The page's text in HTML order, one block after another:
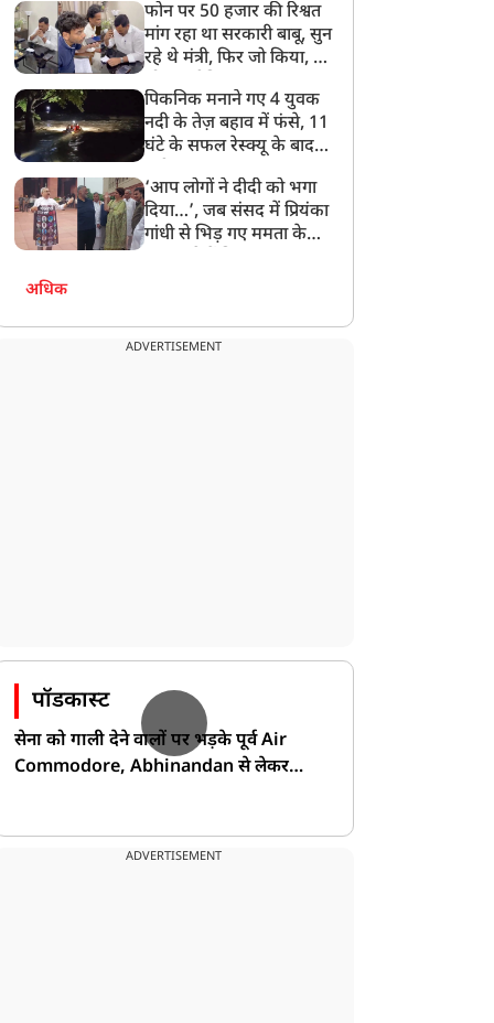
बेटी को गोद लें प्रधानमंत्री
फोन पर 50 हजार की रिश्वत
मांग रहा था सरकारी बाबू, सुन
रहे थे मंत्री, फिर जो किया, वो
पिकनिक मनाने गए 4 युवक
नदी के तेज़ बहाव में फंसे, 11
घंटे के सफल रेस्क्यू के बाद
‘आप लोगों ने दीदी को भगा
दिया…’, जब संसद में प्रियंका
गांधी से भिड़ गए ममता के
अधिक
ADVERTISEMENT
पॉडकास्ट
सेना को गाली देने वालों पर भड़के पूर्व Air
Commodore, Abhinandan से लेकर
ADVERTISEMENT